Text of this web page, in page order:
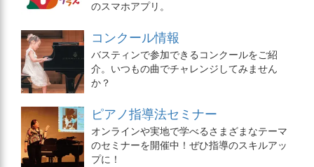
のスマホアプリ。
コンクール情報
バスティンで参加できるコンクールをご紹
介。いつもの曲でチャレンジしてみません
か？
ピアノ指導法セミナー
オンラインや実地で学べるさまざまなテーマ
のセミナーを開催中！ぜひ指導のスキルアッ
プに！